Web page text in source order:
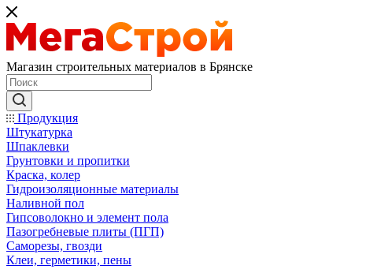
Магазин строительных материалов в Брянске
Продукция
Штукатурка
Шпаклевки
Грунтовки и пропитки
Краска, колер
Гидроизоляционные материалы
Наливной пол
Гипсоволокно и элемент пола
Пазогребневые плиты (ПГП)
Саморезы, гвозди
Клеи, герметики, пены